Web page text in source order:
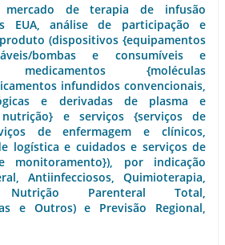
mercado de terapia de infusão
EUA, análise de participação e
(dispositivos {equipamentos
bombas e consumíveis e
medicamentos {moléculas
infundidos convencionais,
e derivadas de plasma e
e serviços {serviços de
de enfermagem e clínicos,
logística e cuidados e serviços de
monitoramento}), por indicação
Antiinfecciosos, Quimioterapia,
Nutrição Parenteral Total,
e Outros) e Previsão Regional,